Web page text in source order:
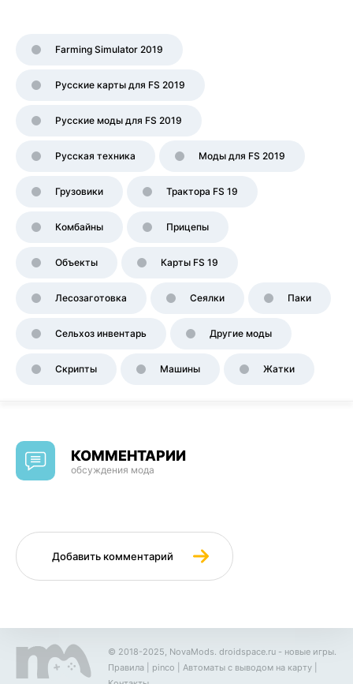
Farming Simulator 2019
Русские карты для FS 2019
Русские моды для FS 2019
Русская техника Моды для FS 2019
Грузовики Трактора FS 19
Комбайны Прицепы
Объекты Карты FS 19
Лесозаготовка Сеялки Паки
Сельхоз инвентарь Другие моды
Скрипты Машины Жатки
КОММЕНТАРИИ
обсуждения мода
Добавить комментарий
© 2018-2025, NovaMods. droidspace.ru - новые игры.
Правила
pinco Автоматы с выводом на карту